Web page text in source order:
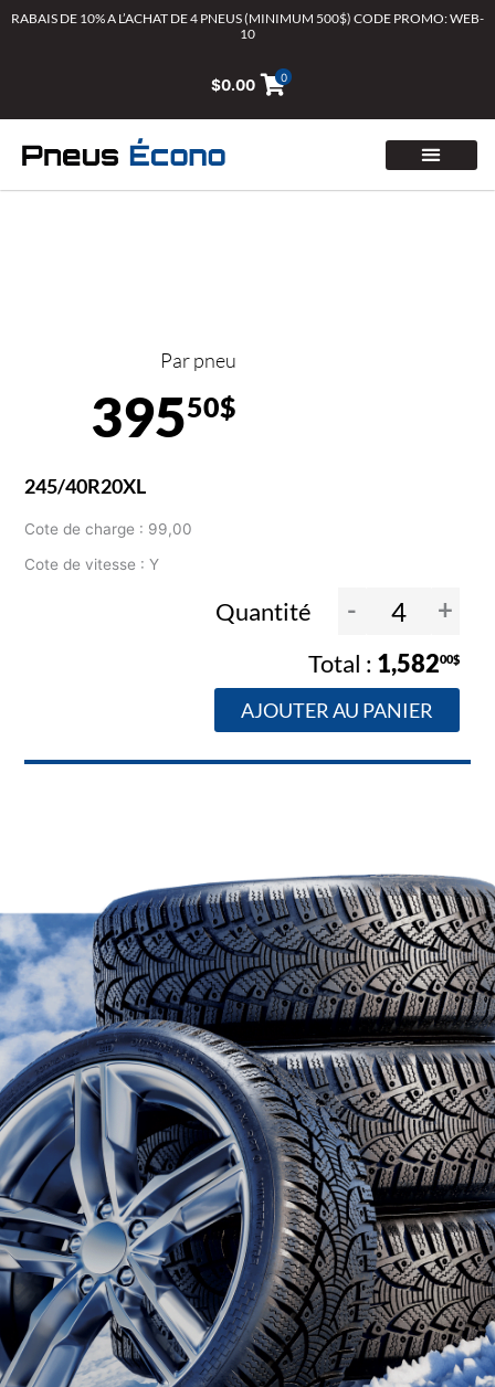
AllerRABAIS DE 10% A L’ACHAT DE 4 PNEUS (MINIMUM 500$) CODE PROMO: WEB-
10
$0.00 0
Par pneu
39550$
245/40R20XL
Cote de charge : 99,00
Cote de vitesse : Y
Quantité - +
1,58200$
AJOUTER AU PANIER